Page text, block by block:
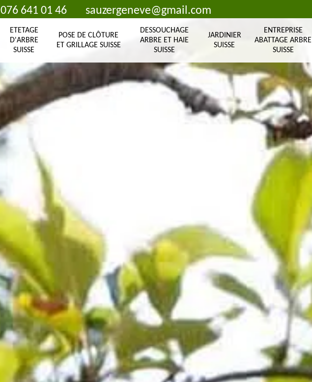
076 641 01 46 sauzergeneve@gmail.com
ETETAGE
D'ARBRE
SUISSE
POSE DE CLÔTURE
ET GRILLAGE SUISSE
DESSOUCHAGE
ARBRE ET HAIE
SUISSE
JARDINIER
SUISSE
ENTREPRISE
ABATTAGE ARBRE
SUISSE